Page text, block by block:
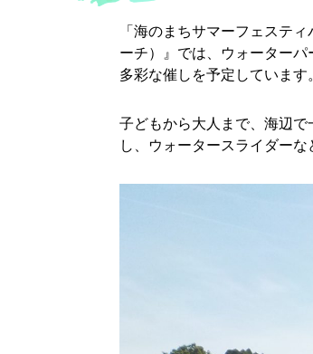
「海のまちサマーフェステ
ーチ）』では、ウォーター
多彩な催しを予定しています
子どもから大人まで、海辺
し、ウォータースライダー